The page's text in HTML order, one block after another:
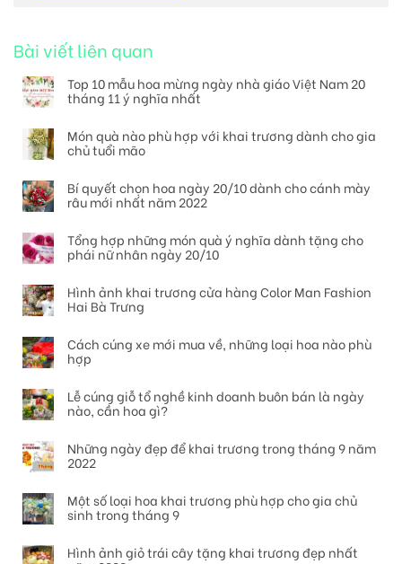
Bài viết liên quan
Top 10 mẫu hoa mừng ngày nhà giáo Việt Nam 20
tháng 11 ý nghĩa nhất
Món quà nào phù hợp với khai trương dành cho gia
chủ tuổi mão
Bí quyết chọn hoa ngày 20/10 dành cho cánh mày
râu mới nhất năm 2022
Tổng hợp những món quà ý nghĩa dành tặng cho
phái nữ nhân ngày 20/10
Hình ảnh khai trương cửa hàng Color Man Fashion
Hai Bà Trưng
Cách cúng xe mới mua về, những loại hoa nào phù
hợp
Lễ cúng giỗ tổ nghề kinh doanh buôn bán là ngày
nào, cần hoa gì?
Những ngày đẹp để khai trương trong tháng 9 năm
2022
Một số loại hoa khai trương phù hợp cho gia chủ
sinh trong tháng 9
Hình ảnh giỏ trái cây tặng khai trương đẹp nhất